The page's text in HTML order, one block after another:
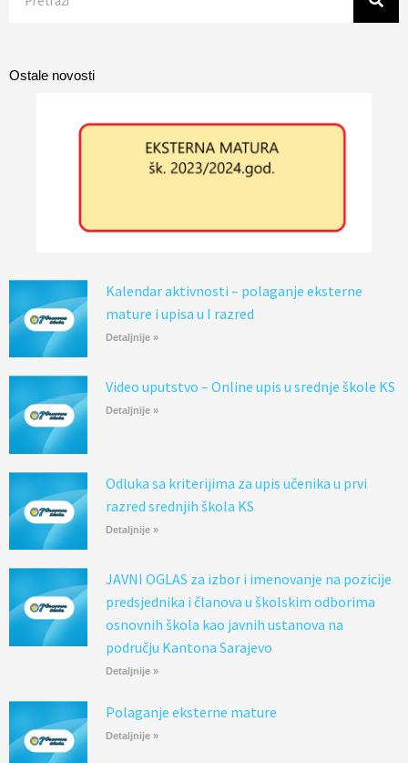
Ostale novosti
Kalendar aktivnosti – polaganje eksterne
mature i upisa u I razred
Detaljnije »
Video uputstvo – Online upis u srednje škole KS
Detaljnije »
Odluka sa kriterijima za upis učenika u prvi
razred srednjih škola KS
Detaljnije »
JAVNI OGLAS za izbor i imenovanje na pozicije
predsjednika i članova u školskim odborima
osnovnih škola kao javnih ustanova na
području Kantona Sarajevo
Detaljnije »
Polaganje eksterne mature
Detaljnije »